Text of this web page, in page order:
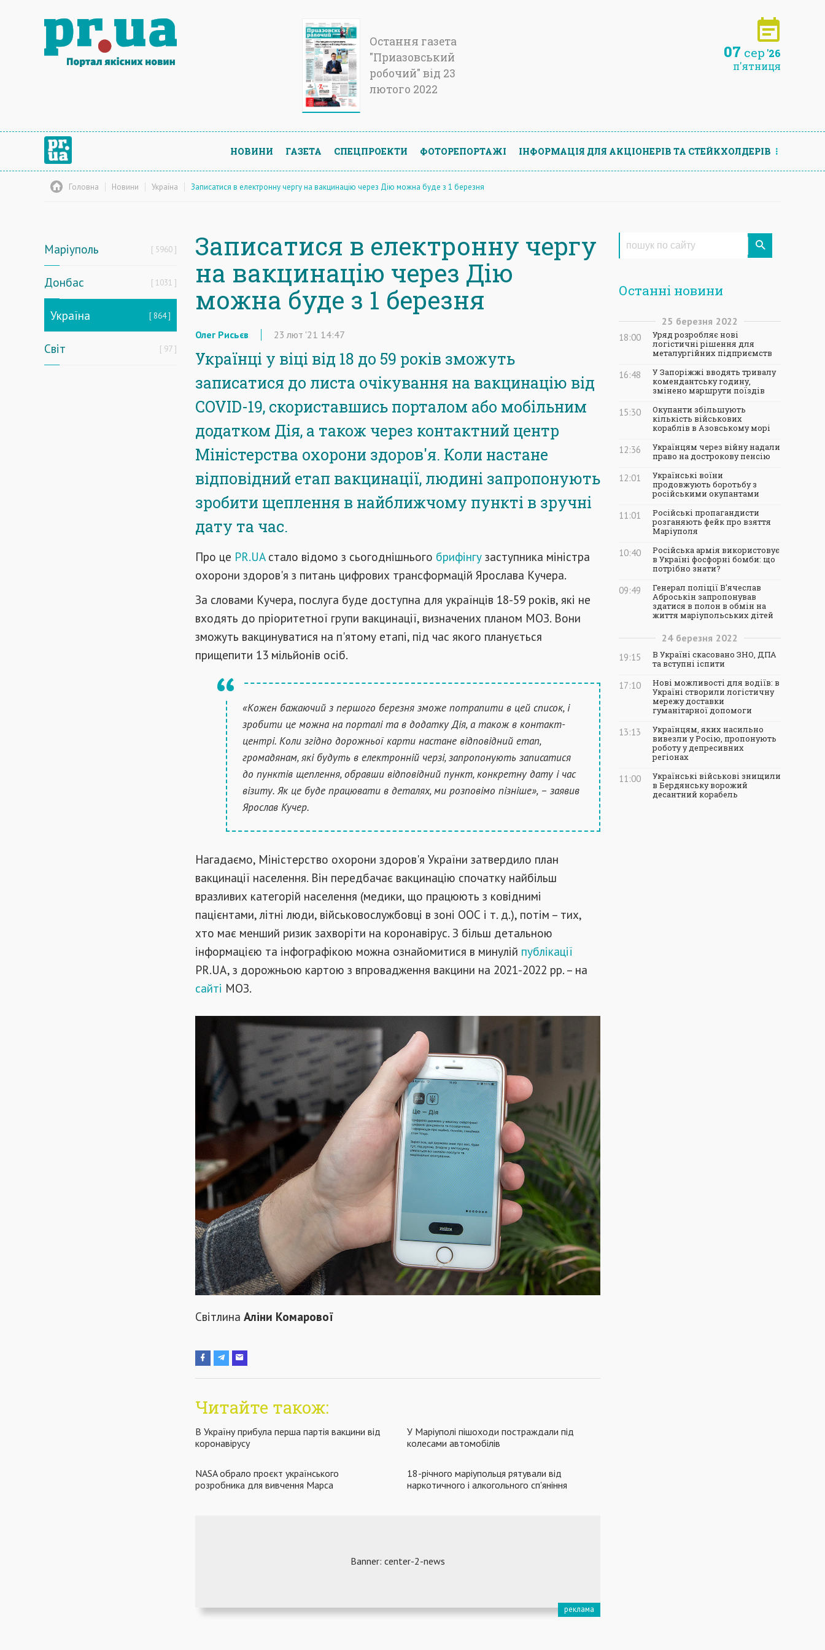
Остання газета
"Приазовський
робочий" від 23
лютого 2022
07 сер '26
п'ятниця
НОВИНИ ГАЗЕТА СПЕЦПРОЕКТИ ФОТОРЕПОРТАЖІ ІНФОРМАЦIЯ ДЛЯ АКЦIОНЕРIВ ТА СТЕЙКХОЛДЕРIВ
Головна Новини Україна Записатися в електронну чергу на вакцинацію через Дію можна буде з 1 березня
Маріуполь 5960
Донбас 1031
Україна 864
Світ 97
Записатися в електронну чергу
на вакцинацію через Дію
можна буде з 1 березня
Олег Рисьєв 23 лют '21 14:47
Українці у віці від 18 до 59 років зможуть
записатися до листа очікування на вакцинацію від
COVID-19, скориставшись порталом або мобільним
додатком Дія, а також через контактний центр
Міністерства охорони здоров'я. Коли настане
відповідний етап вакцинації, людині запропонують
зробити щеплення в найближчому пункті в зручні
дату та час.
Про це PR.UAстало відомо з сьогоднішнього брифінгу заступника міністра
охорони здоров'я з питань цифрових трансформацій Ярослава Кучера.
За словами Кучера, послуга буде доступна для українців 18-59 років, які не
входять до пріоритетної групи вакцинації, визначених планом МОЗ. Вони
зможуть вакцинуватися на п'ятому етапі, під час якого планується
прищепити 13 мільйонів осіб.
«Кожен бажаючий з першого березня зможе потрапити в цей список, і
зробити це можна на порталі та в додатку Дія, а також в контакт-
центрі. Коли згідно дорожньої карти настане відповідний етап,
громадянам, які будуть в електронній черзі, запропонують записатися
до пунктів щеплення, обравши відповідний пункт, конкретну дату і час
візиту. Як це буде працювати в деталях, ми розповімо пізніше», – заявив
Ярослав Кучер.
Нагадаємо, Міністерство охорони здоров'я України затвердило план
вакцинації населення. Він передбачає вакцинацію спочатку найбільш
вразливих категорій населення (медики, що працюють з ковіднимі
пацієнтами, літні люди, військовослужбовці в зоні ООС і т. д.), потім – тих,
хто має менший ризик захворіти на коронавірус. З більш детальною
інформацією та інфографікою можна ознайомитися в минулій публікації
PR.UA, з дорожньою картою з впровадження вакцини на 2021-2022 рр. – на
сайті МОЗ.
Світлина Аліни Комарової
Читайте також:
В Україну прибула перша партія вакцини від
коронавірусу
У Маріуполі пішоходи постраждали під
колесами автомобілів
NASA обрало проєкт українського
розробника для вивчення Марса
18-річного маріупольця рятували від
наркотичного і алкогольного сп'яніння
Останні новини
25 березня 2022
18:00
Уряд розробляє нові
логістичні рішення для
металургійних підприємств
16:48
У Запоріжжі вводять тривалу
комендантську годину,
змінено маршрути поїздів
15:30
Окупанти збільшують
кількість військових
кораблів в Азовському морі
12:36
Українцям через війну надали
право на дострокову пенсію
12:01
Українські воїни
продовжують боротьбу з
російськими окупантами
11:01
Російські пропагандисти
розганяють фейк про взяття
Маріуполя
10:40
Російська армія використовує
в Україні фосфорні бомби: що
потрібно знати?
09:49
Генерал поліції В'ячеслав
Аброськін запропонував
здатися в полон в обмін на
життя маріупольських дітей
24 березня 2022
19:15
В Україні скасовано ЗНО, ДПА
та вступні іспити
17:10
Нові можливості для водіїв: в
Україні створили логістичну
мережу доставки
гуманітарної допомоги
13:13
Українцям, яких насильно
вивезли у Росію, пропонують
роботу у депресивних
регіонах
11:00
Українські військові знищили
в Бердянську ворожий
десантний корабель